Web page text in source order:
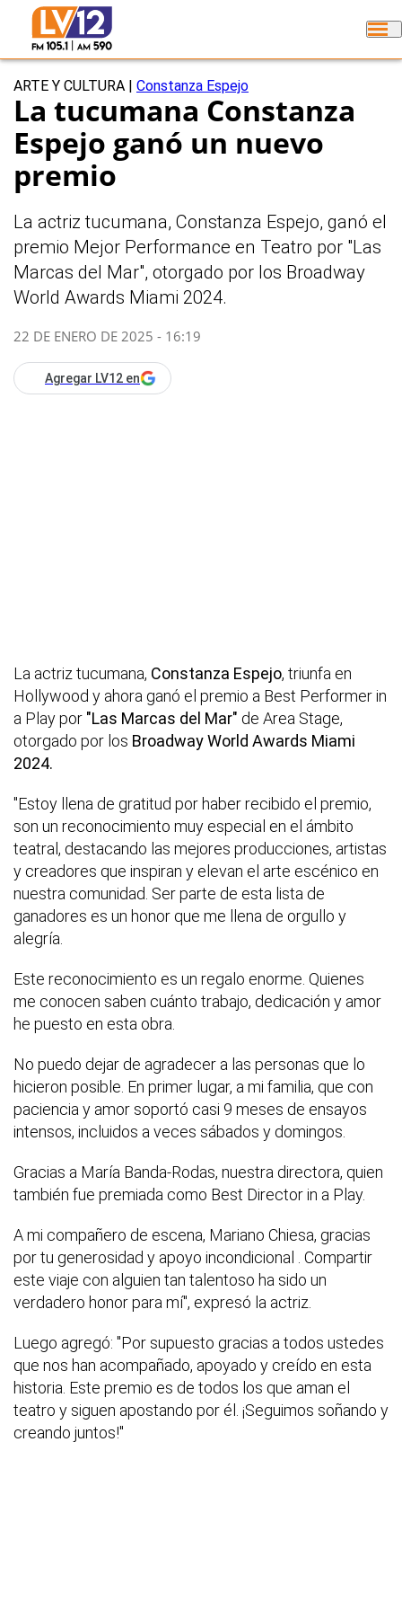
ARTE Y CULTURA Constanza Espejo
La tucumana Constanza
Espejo ganó un nuevo
premio
La actriz tucumana, Constanza Espejo, ganó el
premio Mejor Performance en Teatro por "Las
Marcas del Mar", otorgado por los Broadway
World Awards Miami 2024.
22 DE ENERO DE 2025 - 16:19
Agregar LV12 en
La actriz tucumana, Constanza Espejo, triunfa en
Hollywood y ahora ganó el premio a Best Performer in
a Play por "Las Marcas del Mar" de Area Stage,
otorgado por los Broadway World Awards Miami
2024.
"Estoy llena de gratitud por haber recibido el premio,
son un reconocimiento muy especial en el ámbito
teatral, destacando las mejores producciones, artistas
y creadores que inspiran y elevan el arte escénico en
nuestra comunidad. Ser parte de esta lista de
ganadores es un honor que me llena de orgullo y
alegría.
Este reconocimiento es un regalo enorme. Quienes
me conocen saben cuánto trabajo, dedicación y amor
he puesto en esta obra.
No puedo dejar de agradecer a las personas que lo
hicieron posible. En primer lugar, a mi familia, que con
paciencia y amor soportó casi 9 meses de ensayos
intensos, incluidos a veces sábados y domingos.
Gracias a María Banda-Rodas, nuestra directora, quien
también fue premiada como Best Director in a Play.
A mi compañero de escena, Mariano Chiesa, gracias
por tu generosidad y apoyo incondicional . Compartir
este viaje con alguien tan talentoso ha sido un
verdadero honor para mí", expresó la actriz.
Luego agregó: "Por supuesto gracias a todos ustedes
que nos han acompañado, apoyado y creído en esta
historia. Este premio es de todos los que aman el
teatro y siguen apostando por él. ¡Seguimos soñando y
creando juntos!"